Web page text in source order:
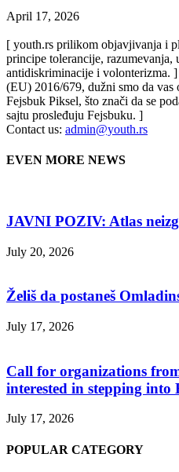
April 17, 2026
[ youth.rs prilikom objavjivanja i
principe tolerancije,
antidiskriminacije i volonterizma.
(EU) 2016/679, dužni smo da vas
Fejsbuk Piksel, što znači da se
sajtu prosleđuju Fejsbuku. ]
Contact us: admin@youth.rs
EVEN MORE NEWS
JAVNI POZIV: Atlas
July 20, 2026
Želiš da postaneš
July 17, 2026
Call for organizations
interested in stepping into
July 17, 2026
POPULAR CATEGORY